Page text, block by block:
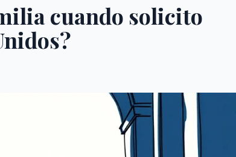
cuando solicito